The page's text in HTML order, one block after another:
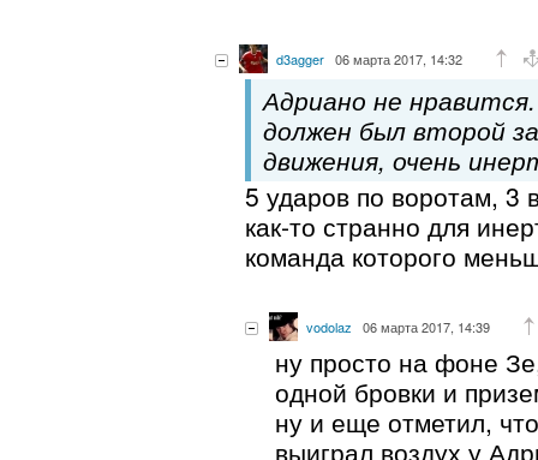
d3agger 06 марта 2017, 14:32
Адриано не нравится.
должен был второй
движения, очень
5 ударов по воротам,
как-то странно для
команда которого
vodolaz 06 марта 2017, 14:39
ну просто на фоне
одной бровки и
ну и еще отметил,
выиграл воздух у